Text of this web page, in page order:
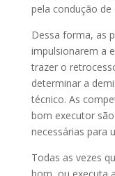
pela condução
Dessa forma, as
impulsionarem a
trazer o
determinar a
técnico. As
bom executor
necessárias para
Todas as vezes